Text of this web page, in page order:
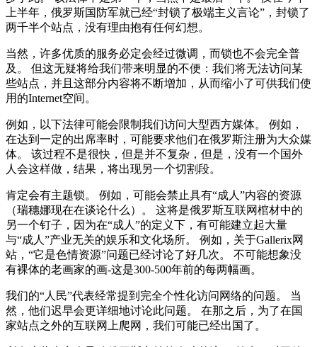
上半年，俄罗斯国防军就已经“封锁了极端主义言论”，封锁了
两千半个站点，没有理由抱有任何幻想。
当然，许多优质的服务必定会经过微调，而锁也不会完全普
及。 但这无疑将给我们带来明显的不便：我们将无法访问某
些站点，并且这部分内容将不断增加，从而缩小了可供我们使
用的Internet空间。
例如，以下法律可能会限制我们访问大型西方媒体。 例如，
在达到一定的出席率时，可能要求他们在俄罗斯注册为大众媒
体。 该过程不是很快，但是并不复杂，但是，没有一个国外
人会这样做，结果，将出现另一个切割段。
肯定会有主题锁。 例如，可能会禁止具有“成人”内容的资源
（瑞穗娜现在在谈论什么）。 这将是俄罗斯互联网棺材中的
另一个钉子，因为在“成人”的定义下，有可能建立起大量
与“成人”产业无关的娱乐和文化场所。 例如，关于Gallerix网
站，“它是色情资源”问题已经讨论了好几次。 不可能想象没
有裸体的老画家的画-这是300-500年前的每两幅画。
我们的“人民”代表经常提到完全个性化访问网络的问题。 当
然，他们迟早会更详细地讨论此问题。 在那之后，为了在国
家站点之外的互联网上爬网，我们可能已经出国了。